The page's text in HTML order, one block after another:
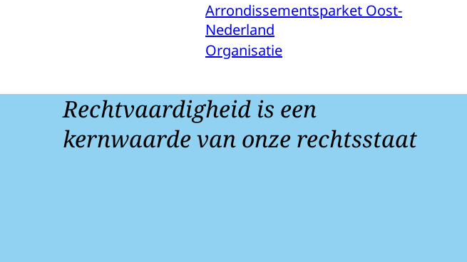
Arrondissementsparket Oost-
Nederland
Organisatie
Rechtvaardigheid is een
kernwaarde van onze rechtsstaat